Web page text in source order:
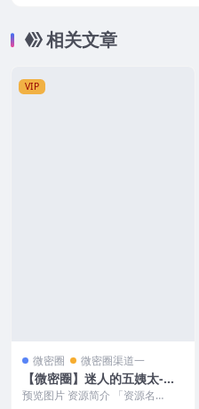
相关文章
VIP
微密圈 微密圈渠道一
【微密圈】迷人的五姨太-香
车美臀 [24P2V-380M]
预览图片 资源简介 「资源名